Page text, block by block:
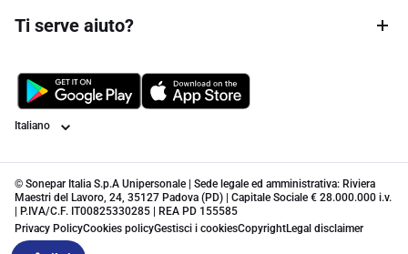
Ti serve aiuto?
Lingua
© Sonepar Italia S.p.A Unipersonale | Sede legale ed amministrativa: Riviera
Maestri del Lavoro, 24, 35127 Padova (PD) | Capitale Sociale € 28.000.000 i.v.
| P.IVA/C.F. IT00825330285 | REA PD 155585
Privacy PolicyCookies policyGestisci i cookiesCopyrightLegal disclaimer